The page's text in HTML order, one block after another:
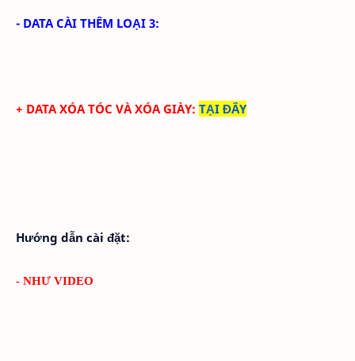
- DATA CÀI THÊM LOẠI 3:
+ DATA XÓA TÓC VÀ XÓA GIÀY: TẠI ĐÂY
Hướng dẫn cài đặt:
- NHƯ VIDEO